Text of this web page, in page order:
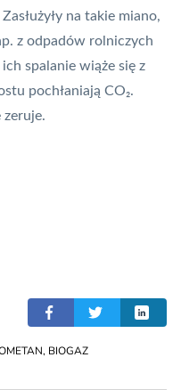
Zasłużyły na takie miano,
z odpadów rolniczych
spalanie wiąże się z
pochłaniają CO₂.
zeruje.
, BIOGAZ